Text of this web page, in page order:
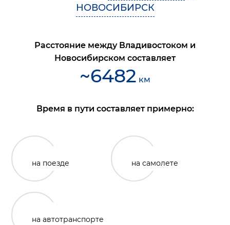
НОВОСИБИРСК
Расстояние между Владивостоком и
Новосибирском составляет
~6482 км
Время в пути составляет примерно:
на поезде на самолете
на автотранспорте